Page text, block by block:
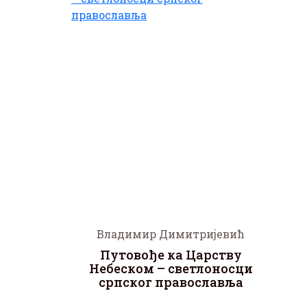
Владимир Димитријевић
Путовође ка Царству
Небеском – светлоносци
српског православља